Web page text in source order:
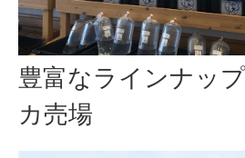
豊富なラインナッ
カ売場